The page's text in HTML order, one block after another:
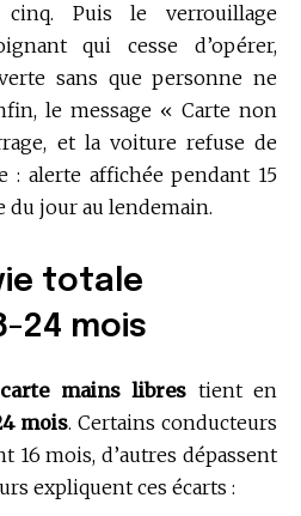
Puis le verrouillage
qui cesse d’opérer,
sans que personne ne
le message « Carte non
et la voiture refuse de
: alerte affichée pendant 15
du jour au lendemain.
totale
24 mois
mains libres tient en
mois. Certains conducteurs
mois, d’autres dépassent
expliquent ces écarts :